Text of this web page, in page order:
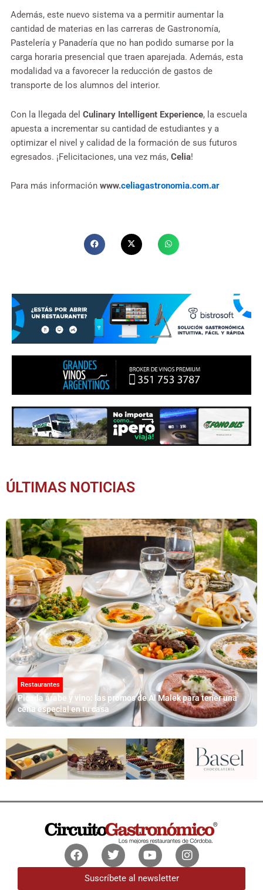
Además, este nuevo sistema va a permitir aumentar la
cantidad de materias en las carreras de Gastronomía,
Pastelería y Panadería que no han podido sumarse por la
carga horaria presencial que traen aparejada. Además, esta
modalidad va a favorecer la reducción de gastos de
transporte de los alumnos del interior.
Con la llegada del Culinary Intelligent Experience, la escuela
apuesta a incrementar su cantidad de estudiantes y a
optimizar el nivel y calidad de la formación de sus futuros
egresados. ¡Felicitaciones, una vez más, Celia!
Para más información www.celiagastronomia.com.ar
ÚLTIMAS NOTICIAS
Restaurantes
Picada árabe y vino: las promos de Al Malek para tener una
cena especial en tu casa
FacebookTwitterYoutubeInstagram
Suscríbete al newsletter